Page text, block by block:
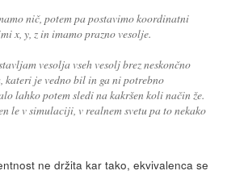
nič, potem pa postavimo koordinatni
x, y, z in imamo prazno vesolje.
vesolja vseh vesolj brez neskončno
kateri je vedno bil in ga ni potrebno
lahko potem sledi na kakršen koli način že.
le v simulaciji, v realnem svetu pa to nekako
ne držita kar tako, ekvivalenca se